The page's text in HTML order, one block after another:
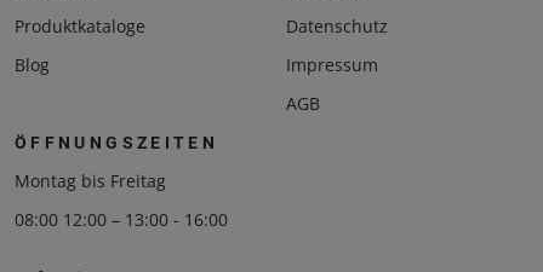
Produktkataloge
Blog
Datenschutz
Impressum
AGB
ÖFFNUNGSZEITEN
Montag bis Freitag
08:00 12:00 – 13:00 - 16:00